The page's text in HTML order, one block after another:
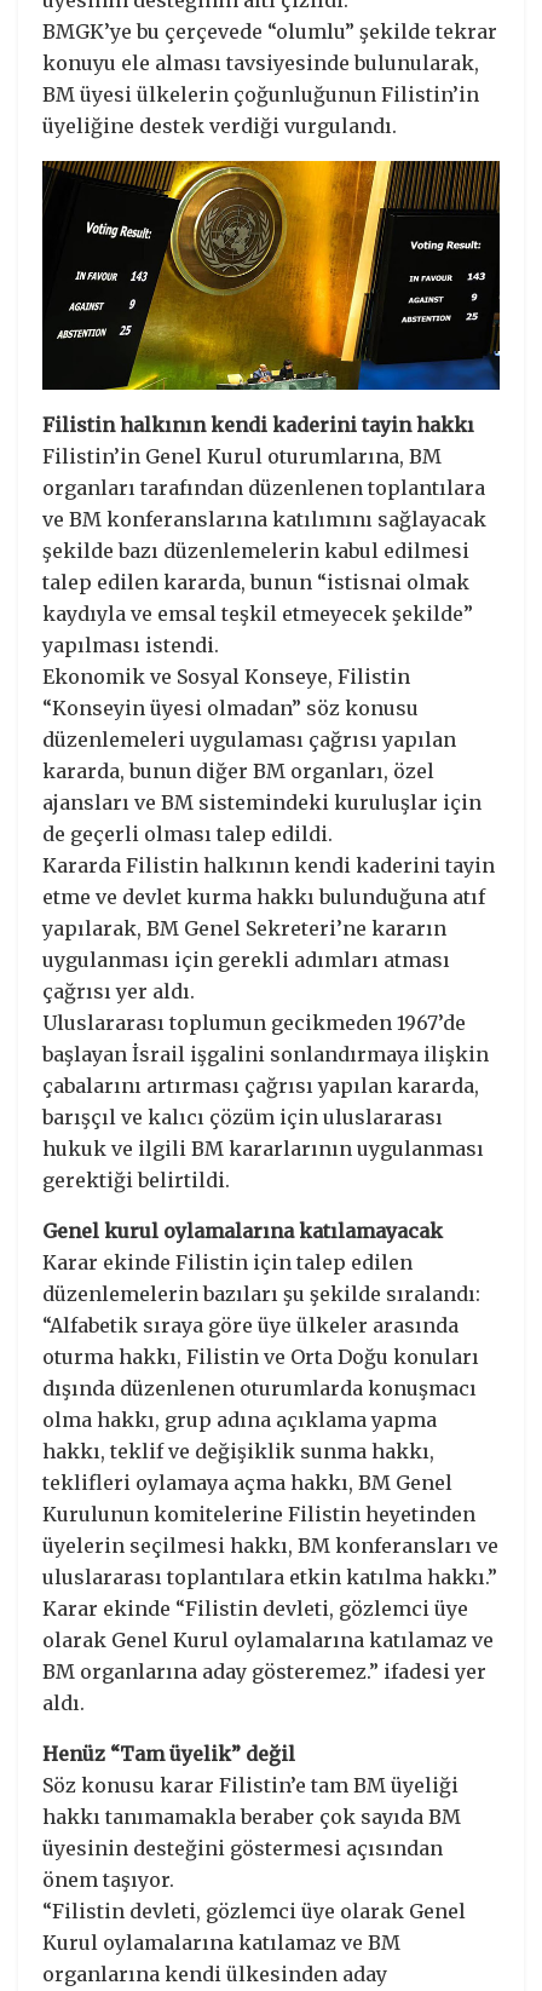
BMGK’ye bu çerçevede “olumlu” şekilde tekrar
konuyu ele alması tavsiyesinde bulunularak,
BM üyesi ülkelerin çoğunluğunun Filistin’in
üyeliğine destek verdiği vurgulandı.
Filistin halkının kendi kaderini tayin hakkı
Filistin’in Genel Kurul oturumlarına, BM
organları tarafından düzenlenen toplantılara
ve BM konferanslarına katılımını sağlayacak
şekilde bazı düzenlemelerin kabul edilmesi
talep edilen kararda, bunun “istisnai olmak
kaydıyla ve emsal teşkil etmeyecek şekilde”
yapılması istendi.
Ekonomik ve Sosyal Konseye, Filistin
“Konseyin üyesi olmadan” söz konusu
düzenlemeleri uygulaması çağrısı yapılan
kararda, bunun diğer BM organları, özel
ajansları ve BM sistemindeki kuruluşlar için
de geçerli olması talep edildi.
Kararda Filistin halkının kendi kaderini tayin
etme ve devlet kurma hakkı bulunduğuna atıf
yapılarak, BM Genel Sekreteri’ne kararın
uygulanması için gerekli adımları atması
çağrısı yer aldı.
Uluslararası toplumun gecikmeden 1967’de
başlayan İsrail işgalini sonlandırmaya ilişkin
çabalarını artırması çağrısı yapılan kararda,
barışçıl ve kalıcı çözüm için uluslararası
hukuk ve ilgili BM kararlarının uygulanması
gerektiği belirtildi.
Genel kurul oylamalarına katılamayacak
Karar ekinde Filistin için talep edilen
düzenlemelerin bazıları şu şekilde sıralandı:
“Alfabetik sıraya göre üye ülkeler arasında
oturma hakkı, Filistin ve Orta Doğu konuları
dışında düzenlenen oturumlarda konuşmacı
olma hakkı, grup adına açıklama yapma
hakkı, teklif ve değişiklik sunma hakkı,
teklifleri oylamaya açma hakkı, BM Genel
Kurulunun komitelerine Filistin heyetinden
üyelerin seçilmesi hakkı, BM konferansları ve
uluslararası toplantılara etkin katılma hakkı.”
Karar ekinde “Filistin devleti, gözlemci üye
olarak Genel Kurul oylamalarına katılamaz ve
BM organlarına aday gösteremez.” ifadesi yer
aldı.
Henüz “Tam üyelik” değil
Söz konusu karar Filistin’e tam BM üyeliği
hakkı tanımamakla beraber çok sayıda BM
üyesinin desteğini göstermesi açısından
önem taşıyor.
“Filistin devleti, gözlemci üye olarak Genel
Kurul oylamalarına katılamaz ve BM
organlarına kendi ülkesinden aday